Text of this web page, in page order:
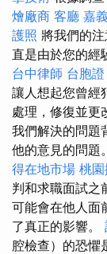
燴廠商 客廳 嘉
護照 將我們的
直是由於您的經
台中律師 台胞證
讓人想起您曾經
處理，修復並更
我們解決的問題
他的意見的問題
得在地市場 桃
判和求職面試之
可能會在他人面
了真正的影響。
腔檢查）的恐懼